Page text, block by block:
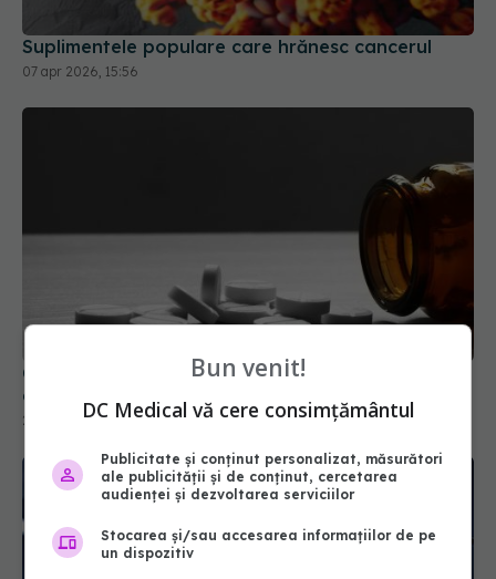
Suplimentele populare care hrănesc cancerul
07 apr 2026, 15:56
Ce nu știai despre paracetamol. Impactul asupra
creierului
22 ian 2026, 13:29
Bun venit!
DC Medical vă cere consimțământul
Publicitate și conținut personalizat, măsurători
ale publicității și de conținut, cercetarea
audienței și dezvoltarea serviciilor
Stocarea și/sau accesarea informațiilor de pe
un dispozitiv